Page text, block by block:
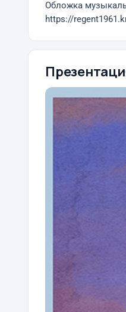
Обложка
https://